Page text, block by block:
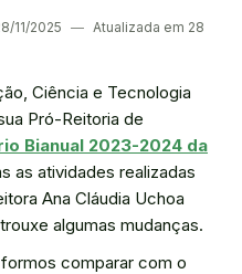
11/2025 ― Atualizada em 28
Ciência e Tecnologia
Pró-Reitoria de
Bianual 2023-2024 da
as atividades realizadas
Ana Cláudia Uchoa
algumas mudanças.
comparar com o